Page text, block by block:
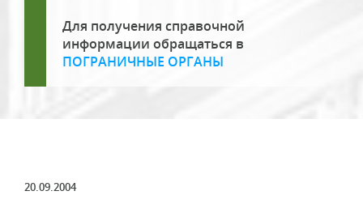
Для получения справочной
информации обращаться в
ПОГРАНИЧНЫЕ ОРГАНЫ
20.09.2004